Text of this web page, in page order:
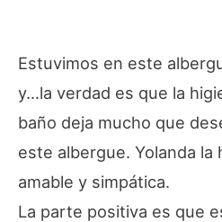
Estuvimos en este
y…la verdad es que la
baño deja mucho que
este albergue. Yolanda la
amable y simpática.
La parte positiva es que